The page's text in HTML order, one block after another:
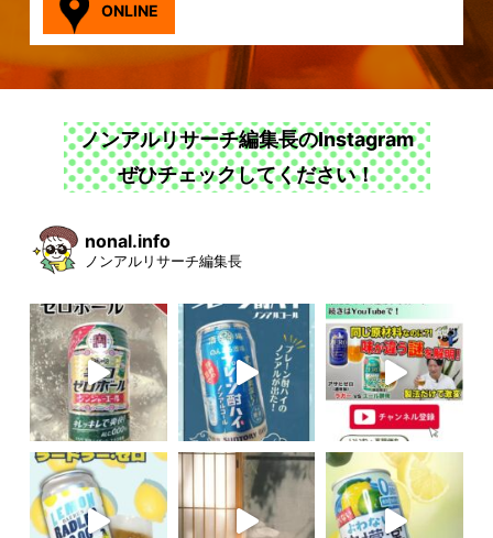
ONLINE
ノンアルリサーチ編集長のInstagram
ぜひチェックしてください！
nonal.info
ノンアルリサーチ編集長